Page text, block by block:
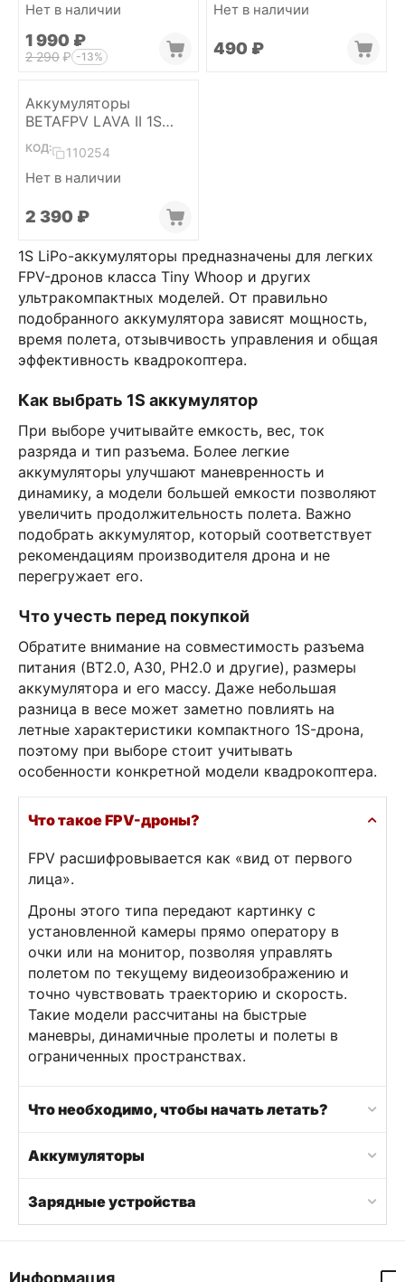
1S LiPo-аккумуляторы предназначены для легких
FPV-дронов класса Tiny Whoop и других
ультракомпактных моделей. От правильно
подобранного аккумулятора зависят мощность,
время полета, отзывчивость управления и общая
эффективность квадрокоптера.
Как выбрать 1S аккумулятор
При выборе учитывайте емкость, вес, ток
разряда и тип разъема. Более легкие
аккумуляторы улучшают маневренность и
динамику, а модели большей емкости позволяют
увеличить продолжительность полета. Важно
подобрать аккумулятор, который соответствует
рекомендациям производителя дрона и не
перегружает его.
Что учесть перед покупкой
Обратите внимание на совместимость разъема
питания (BT2.0, A30, PH2.0 и другие), размеры
аккумулятора и его массу. Даже небольшая
разница в весе может заметно повлиять на
летные характеристики компактного 1S-дрона,
поэтому при выборе стоит учитывать
особенности конкретной модели квадрокоптера.
Что такое FPV-дроны?
FPV расшифровывается как «вид от первого
лица».
Дроны этого типа передают картинку с
установленной камеры прямо оператору в
очки или на монитор, позволяя управлять
полетом по текущему видеоизображению и
точно чувствовать траекторию и скорость.
Такие модели рассчитаны на быстрые
маневры, динамичные пролеты и полеты в
ограниченных пространствах.
Что необходимо, чтобы начать летать?
Аккумуляторы
Зарядные устройства
Нет в наличии
1 990 ₽
2 290₽ -13%
Нет в наличии
‍490‍ ₽
Аккумуляторы
BETAFPV LAVA II 1S
580mAh 95C LiHV
(BT2.0, 4 шт)
КОД: 110254
Нет в наличии
2 390 ₽
Информация